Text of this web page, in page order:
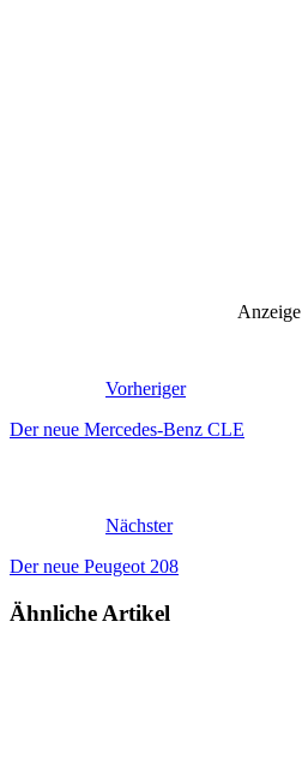
Anzeige
Vorheriger
Der neue Mercedes-Benz CLE
Nächster
Der neue Peugeot 208
Ähnliche Artikel